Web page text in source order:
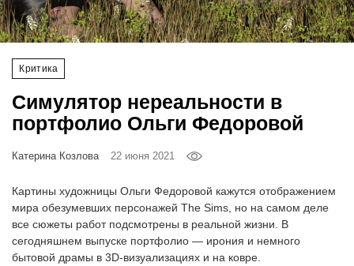
Критика
Симулятор нереальности в
портфолио Ольги Федоровой
Катерина Козлова 22 июня 2021
Картины художницы Ольги Федоровой кажутся отображением
мира обезумевших персонажей The Sims, но на самом деле
все сюжеты работ подсмотрены в реальной жизни. В
сегодняшнем выпуске портфолио — ирония и немного
бытовой драмы в 3D-визуализациях и на ковре.